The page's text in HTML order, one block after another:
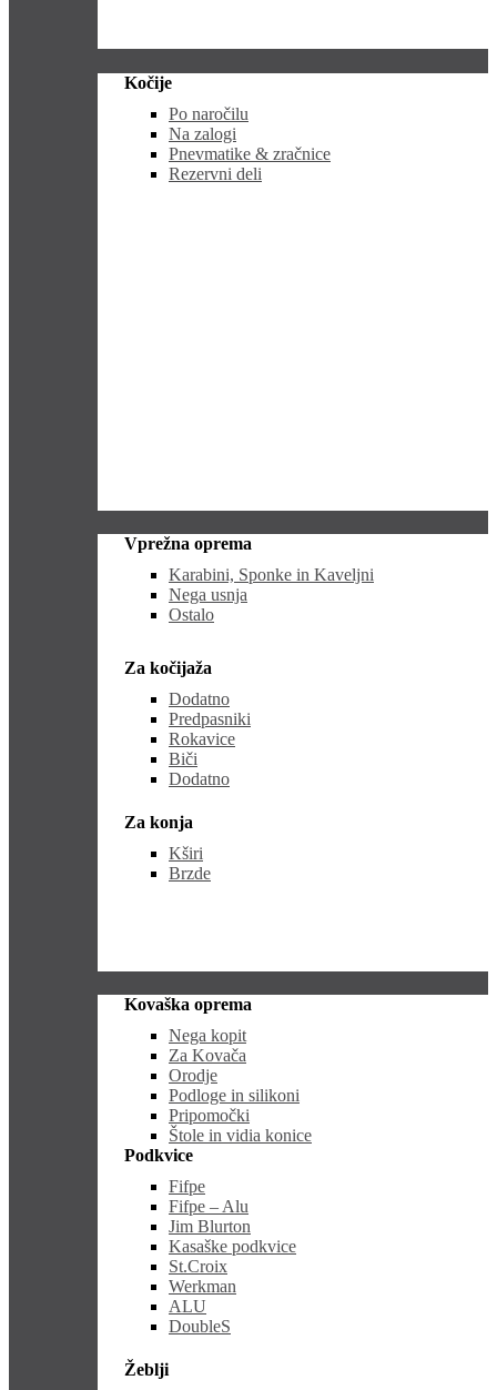
Kočije
Po naročilu
Na zalogi
Pnevmatike & zračnice
Rezervni deli
Vprežna oprema
Karabini, Sponke in Kaveljni
Nega usnja
Ostalo
Za kočijaža
Dodatno
Predpasniki
Rokavice
Biči
Dodatno
Za konja
Kširi
Brzde
Kovaška oprema
Nega kopit
Za Kovača
Orodje
Podloge in silikoni
Pripomočki
Štole in vidia konice
Podkvice
Fifpe
Fifpe – Alu
Jim Blurton
Kasaške podkvice
St.Croix
Werkman
ALU
DoubleS
Žeblji